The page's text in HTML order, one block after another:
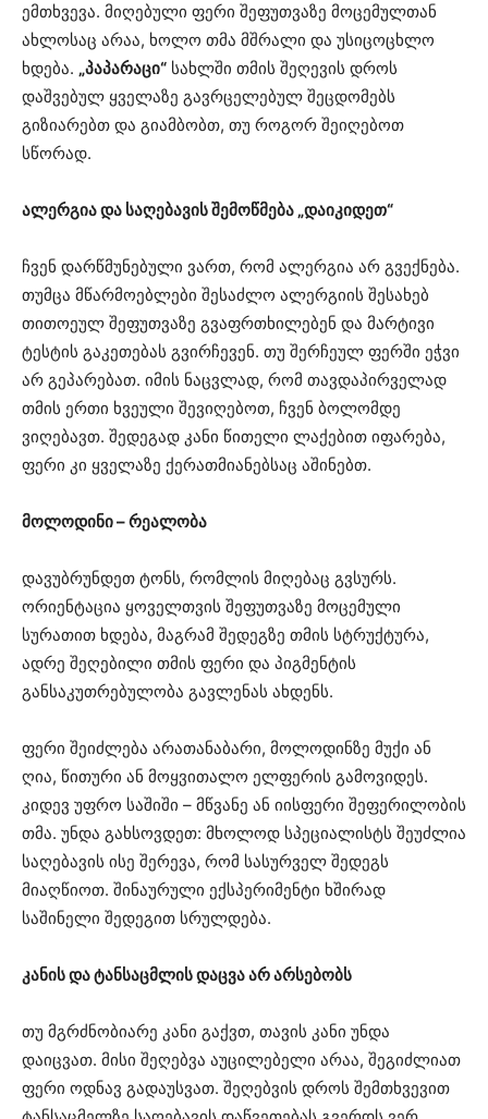
ემთხვევა. მიღებული ფერი შეფუთვაზე მოცემულთან
ახლოსაც არაა, ხოლო თმა მშრალი და უსიცოცხლო
ხდება. „პაპარაცი“ სახლში თმის შეღევის დროს
დაშვებულ ყველაზე გავრცელებულ შეცდომებს
გიზიარებთ და გიამბობთ, თუ როგორ შეიღებოთ
სწორად.
ალერგია და საღებავის შემოწმება „დაიკიდეთ“
ჩვენ დარწმუნებული ვართ, რომ ალერგია არ გვექნება.
თუმცა მწარმოებლები შესაძლო ალერგიის შესახებ
თითოეულ შეფუთვაზე გვაფრთხილებენ და მარტივი
ტესტის გაკეთებას გვირჩევენ. თუ შერჩეულ ფერში ეჭვი
არ გეპარებათ. იმის ნაცვლად, რომ თავდაპირველად
თმის ერთი ხვეული შევიღებოთ, ჩვენ ბოლომდე
ვიღებავთ. შედეგად კანი წითელი ლაქებით იფარება,
ფერი კი ყველაზე ქერათმიანებსაც აშინებთ.
მოლოდინი – რეალობა
დავუბრუნდეთ ტონს, რომლის მიღებაც გვსურს.
ორიენტაცია ყოველთვის შეფუთვაზე მოცემული
სურათით ხდება, მაგრამ შედეგზე თმის სტრუქტურა,
ადრე შეღებილი თმის ფერი და პიგმენტის
განსაკუთრებულობა გავლენას ახდენს.
ფერი შეიძლება არათანაბარი, მოლოდინზე მუქი ან
ღია, წითური ან მოყვითალო ელფერის გამოვიდეს.
კიდევ უფრო საშიში – მწვანე ან იისფერი შეფერილობის
თმა. უნდა გახსოვდეთ: მხოლოდ სპეციალისტს შეუძლია
საღებავის ისე შერევა, რომ სასურველ შედეგს
მიაღწიოთ. შინაურული ექსპერიმენტი ხშირად
საშინელი შედეგით სრულდება.
კანის და ტანსაცმლის დაცვა არ არსებობს
თუ მგრძნობიარე კანი გაქვთ, თავის კანი უნდა
დაიცვათ. მისი შეღებვა აუცილებელი არაა, შეგიძლიათ
ფერი ოდნავ გადაუსვათ. შეღებვის დროს შემთხვევით